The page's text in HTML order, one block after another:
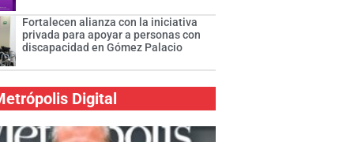
Fortalecen alianza con la iniciativa
privada para apoyar a personas con
discapacidad en Gómez Palacio
Digital